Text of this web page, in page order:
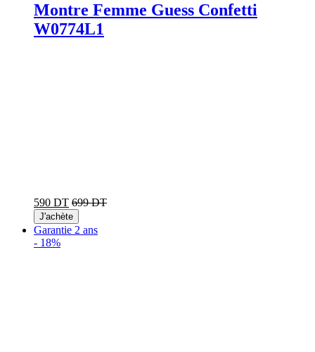
Montre Femme Guess Confetti
W0774L1
590 DT 699 DT
J'achète
Garantie 2 ans
- 18%